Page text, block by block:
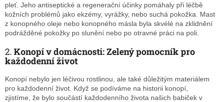
pleť. Jeho antiseptické a regenerační účinky pomáhaly při léčbě
kožních problémů jako ekzémy, vyrážky, nebo suchá pokožka. Mast
z konopného oleje nebo konopného másla byla skvélé na zklidnění
podrážděné pokožky po slunění nebo po otravné práci na poli.
2. Konopí v domácnosti: Zelený pomocník pro
každodenní život
Konopí nebylo jen léčivou rostlinou, ale také důležitým materiálem
pro každodenní život. Když se podíváme na historii konopí,
zjistíme, že bylo součástí každodenního života našich babiček v